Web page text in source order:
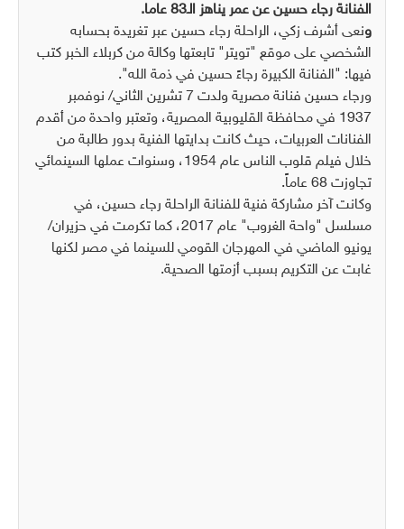
الفنانة رجاء حسين عن عمر يناهز الـ83 عاما.
ونعى أشرف زكي، الراحلة رجاء حسين عبر تغريدة بحسابه
الشخصي على موقع "تويتر" تابعتها وكالة من كربلاء الخبر كتب
فيها: "الفنانة الكبيرة رجاءً حسين في ذمة الله".
ورجاء حسين فنانة مصرية ولدت 7 تشرين الثاني/ نوفمبر
1937 في محافظة القليوبية المصرية، وتعتبر واحدة من أقدم
الفنانات العربيات، حيث كانت بدايتها الفنية بدور طالبة من
خلال فيلم قلوب الناس عام 1954، وسنوات عملها السينمائي
تجاوزت 68 عاماً.
وكانت آخر مشاركة فنية للفنانة الراحلة رجاء حسين، في
مسلسل "واحة الغروب" عام 2017، كما تكرمت في حزيران/
يونيو الماضي في المهرجان القومي للسينما في مصر لكنها
غابت عن التكريم بسبب أزمتها الصحية.